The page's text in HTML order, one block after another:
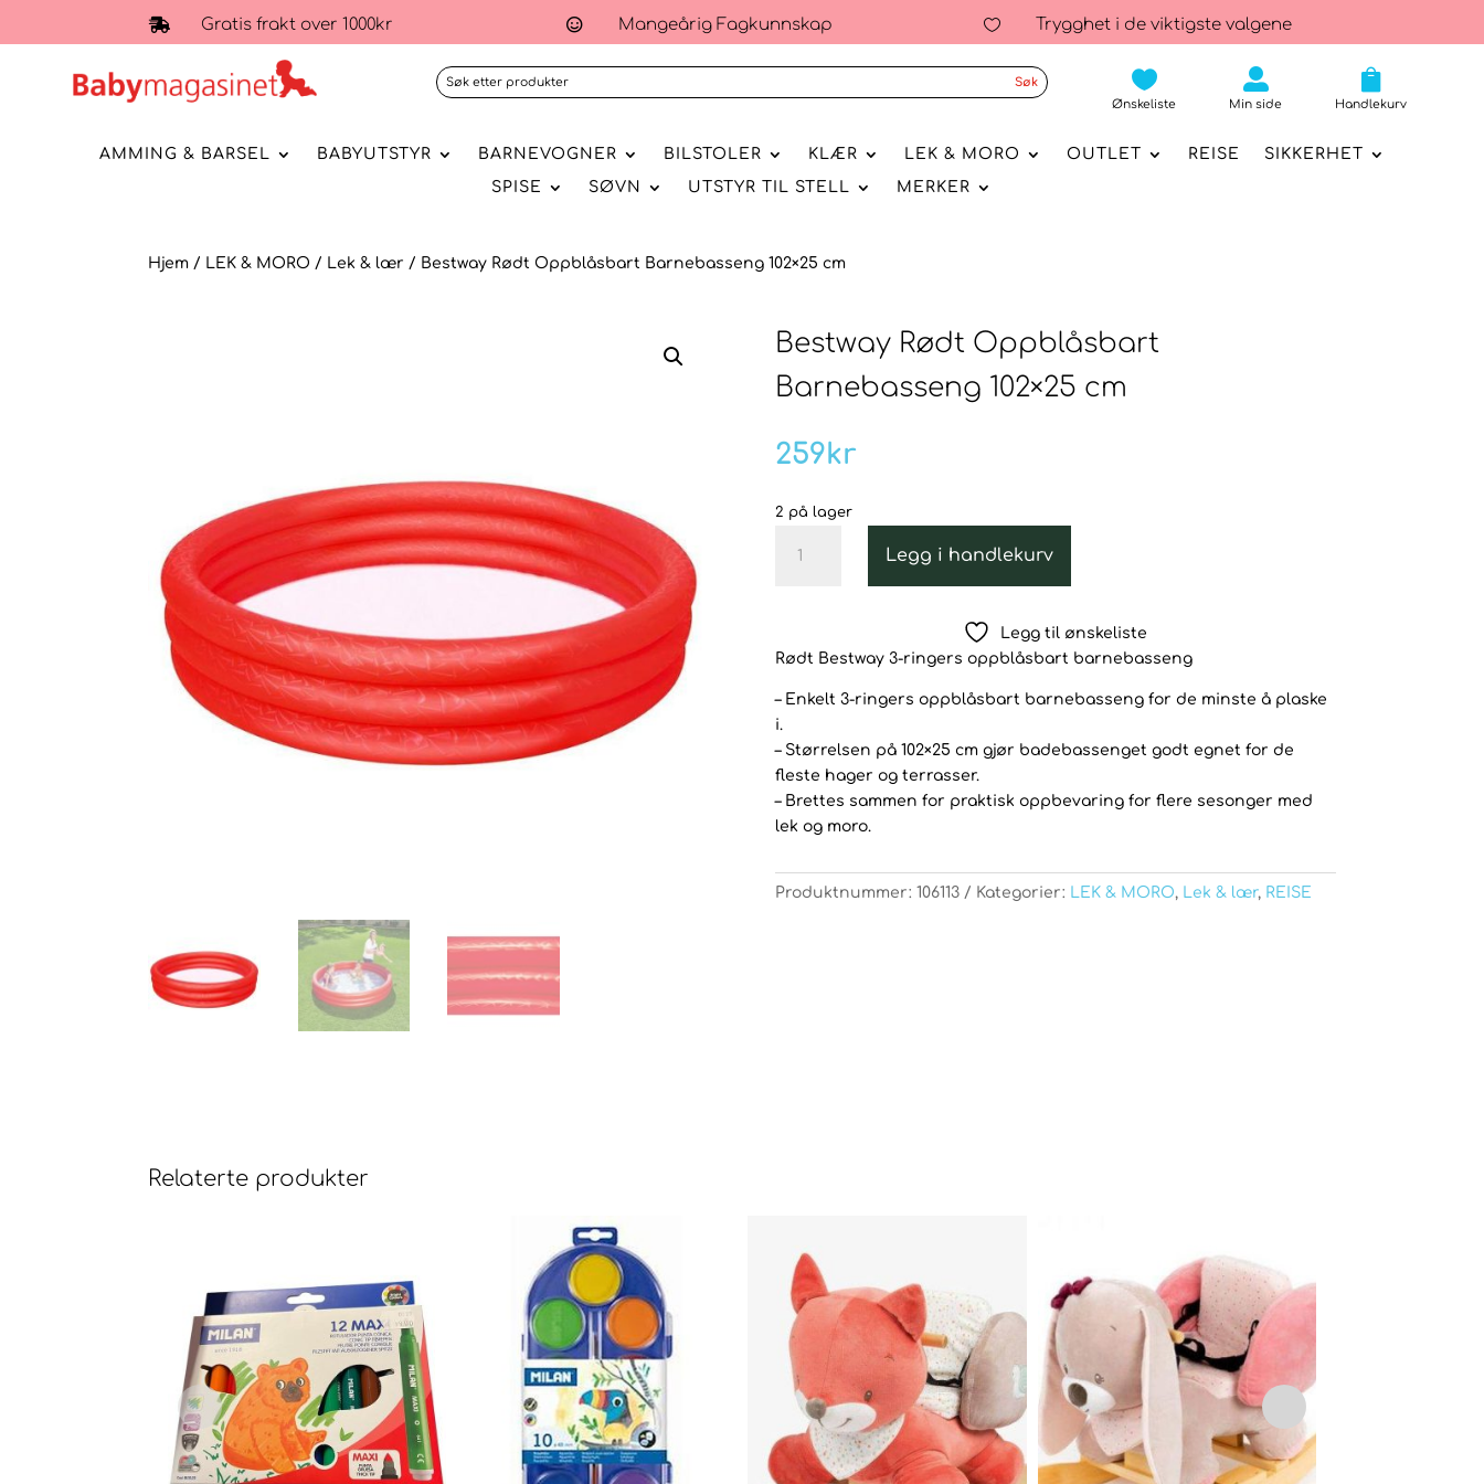
 Gratis frakt over 1000kr  Mangeårig Fagkunnskap  Trygghet i de viktigste valgene

Ønskeliste

Min side

Handlekurv
AMMING & BARSEL BABYUTSTYR BARNEVOGNER BILSTOLER KLÆR LEK & MORO OUTLET REISE
SIKKERHET
SPISE
SØVN UTSTYR TIL STELL MERKER
Hjem / LEK & MORO / Lek & lær / Bestway Rødt Oppblåsbart Barnebasseng 102×25 cm
Bestway Rødt Oppblåsbart
Barnebasseng 102×25 cm
259kr
2 på lager
Rødt
Oppblåsbart
cm
antall
Legg i handlekurv
Legg til ønskeliste
Rødt Bestway 3-ringers oppblåsbart barnebasseng
– Enkelt 3-ringers oppblåsbart barnebasseng for de minste å plaske
i.
– Størrelsen på 102×25 cm gjør badebassenget godt egnet for de
fleste hager og terrasser.
– Brettes sammen for praktisk oppbevaring for flere sesonger med
lek og moro.
Produktnummer: 106113 Kategorier: LEK & MORO, Lek & lær, REISE
Relaterte produkter